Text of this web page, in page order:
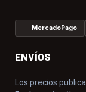
MercadoPago
ENVÍOS
Los precios